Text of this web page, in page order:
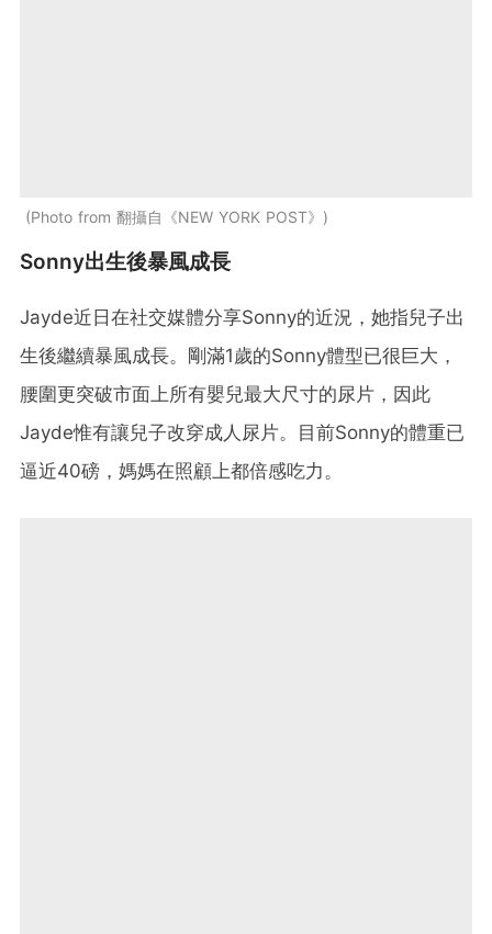
Photo from 翻攝自《NEW YORK POST》
Sonny出生後暴風成長
Jayde近日在社交媒體分享Sonny的近況，她指兒子出
生後繼續暴風成長。剛滿1歲的Sonny體型已很巨大，
腰圍更突破市面上所有嬰兒最大尺寸的尿片，因此
Jayde惟有讓兒子改穿成人尿片。目前Sonny的體重已
逼近40磅，媽媽在照顧上都倍感吃力。